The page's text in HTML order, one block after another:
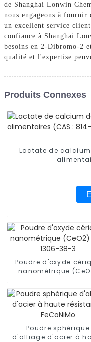
de Shanghai Lonwin
nous engageons à fournir
un excellent service
confiance à Shanghai
besoins en 2-Dibromo-2
qualité et l'expertise
Produits Connexes
Lactate de
Poudre d'oxyde
nanométrique
Poudre sphérique
d'alliage d'acier à